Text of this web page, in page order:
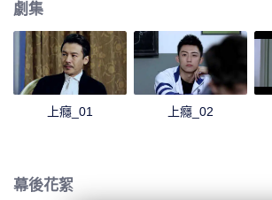
起了不小的作用。
劇集
上癮_01 上癮_02
幕後花絮